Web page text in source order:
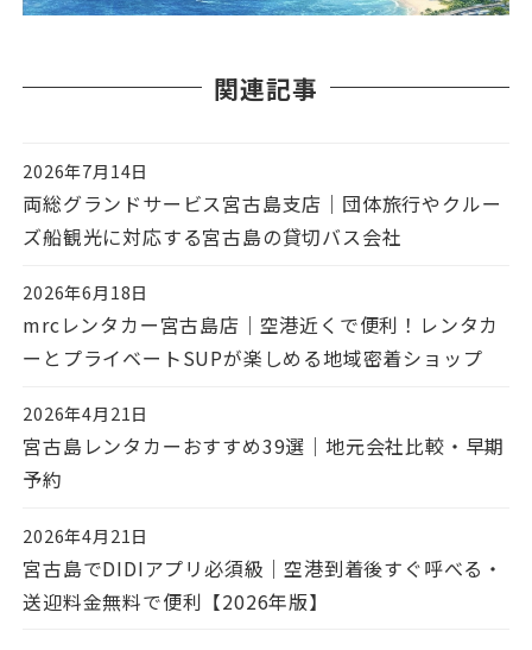
関連記事
投稿日
2026年7月14日
両総グランドサービス宮古島支店｜団体旅行やクルー
ズ船観光に対応する宮古島の貸切バス会社
投稿日
2026年6月18日
mrcレンタカー宮古島店｜空港近くで便利！レンタカ
ーとプライベートSUPが楽しめる地域密着ショップ
投稿日
2026年4月21日
宮古島レンタカーおすすめ39選｜地元会社比較・早期
予約
投稿日
2026年4月21日
宮古島でDIDIアプリ必須級｜空港到着後すぐ呼べる・
送迎料金無料で便利【2026年版】